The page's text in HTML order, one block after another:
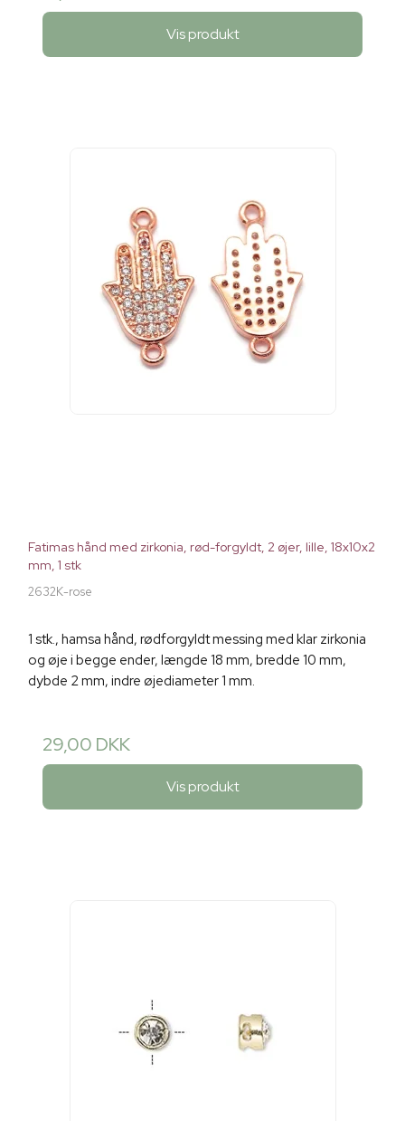
Vis produkt
Fatimas hånd med zirkonia, rød-forgyldt, 2 øjer, lille, 18x10x2
mm, 1 stk
2632K-rose
1 stk., hamsa hånd, rødforgyldt messing med klar zirkonia
og øje i begge ender, længde 18 mm, bredde 10 mm,
dybde 2 mm, indre øjediameter 1 mm.
29,00 DKK
Vis produkt